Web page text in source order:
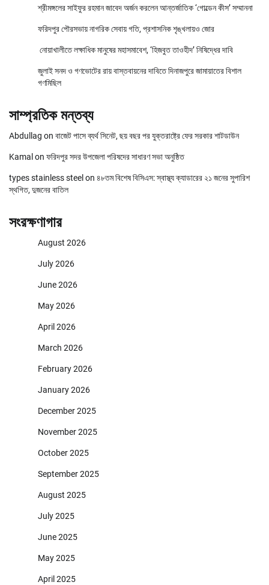
শ্রীমঙ্গলের সাইফুর রহমান জাবেদ অর্জন করলেন আন্তর্জাতিক ‘গোল্ডেন কীস’ সম্মাননা
ফরিদপুর পৌরসভায় নাগরিক সেবায় গতি, প্রশাসনিক শৃঙ্খলায়ও জোর
নোয়াখালীতে লক্ষাধিক মানুষের মহাসমাবেশ, ‘হিজবুত তাওহীদ’ নিষিদ্ধের দাবি
জুলাই সনদ ও গণভোটের রায় বাস্তবায়নের দাবিতে দিনাজপুরে জামায়াতের বিশাল
গণমিছিল
সাম্প্রতিক মন্তব্য
Abdullag on বাজেট পাসে ব্যর্থ সিনেট, ছয় বছর পর যুক্তরাষ্ট্রে ফের সরকার শাটডাউন
Kamal on ফরিদপুর সদর উপজেলা পরিষদের সাধারণ সভা অনুষ্ঠিত
types stainless steel on ৪৮তম বিশেষ বিসিএস: স্বাস্থ্য ক্যাডারের ২১ জনের সুপারিশ
স্থগিত, দুজনের বাতিল
সংরক্ষণাগার
August 2026
July 2026
June 2026
May 2026
April 2026
March 2026
February 2026
January 2026
December 2025
November 2025
October 2025
September 2025
August 2025
July 2025
June 2025
May 2025
April 2025